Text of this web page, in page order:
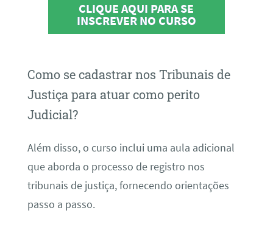
CLIQUE AQUI PARA SE
INSCREVER NO CURSO
Como se cadastrar nos Tribunais de
Justiça para atuar como perito
Judicial?
Além disso, o curso inclui uma aula adicional
que aborda o processo de registro nos
tribunais de justiça, fornecendo orientações
passo a passo.